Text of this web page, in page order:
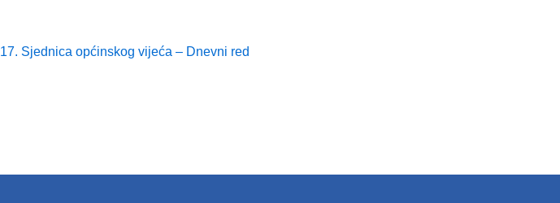
17. Sjednica općinskog vijeća – Dnevni red